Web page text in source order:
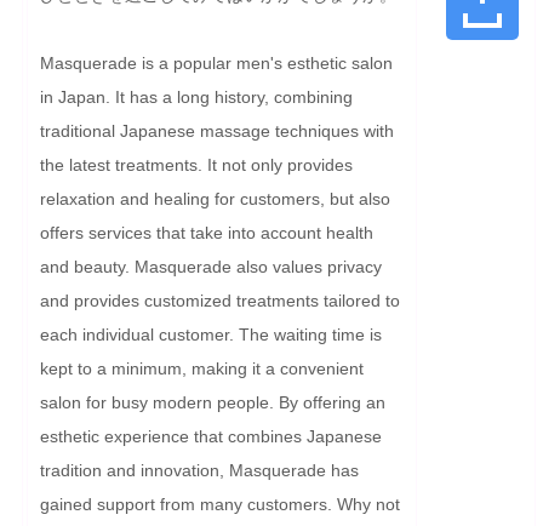
Masquerade is a popular men's esthetic salon
in Japan. It has a long history, combining
traditional Japanese massage techniques with
the latest treatments. It not only provides
relaxation and healing for customers, but also
offers services that take into account health
and beauty. Masquerade also values privacy
and provides customized treatments tailored to
each individual customer. The waiting time is
kept to a minimum, making it a convenient
salon for busy modern people. By offering an
esthetic experience that combines Japanese
tradition and innovation, Masquerade has
gained support from many customers. Why not